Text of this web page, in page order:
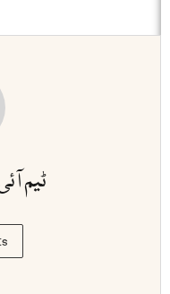
ٹیم